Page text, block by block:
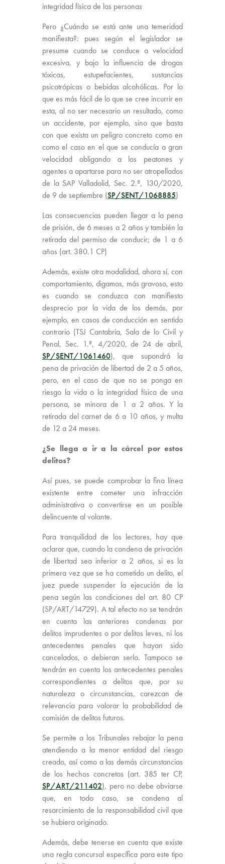
integridad física de las personas
Pero ¿Cuándo se está ante una temeridad
manifiesta?: pues según el legislador se
presume cuando se conduce a velocidad
excesiva, y bajo la influencia de drogas
tóxicas, estupefacientes, sustancias
psicotrópicas o bebidas alcohólicas. Por lo
que es más fácil de lo que se cree incurrir en
esta, al no ser necesario un resultado, como
un accidente, por ejemplo, sino que basta
con que exista un peligro concreto como en
como el caso en el que se conducía a gran
velocidad obligando a los peatones y
agentes a apartarse para no ser atropellados
de la SAP Valladolid, Sec. 2.ª, 130/2020,
de 9 de septiembre (SP/SENT/1068885)
Las consecuencias pueden llegar a la pena
de prisión, de 6 meses a 2 años y también la
retirada del permiso de conducir; de 1 a 6
años (art. 380.1 CP)
Además, existe otra modalidad, ahora sí, con
comportamiento, digamos, más gravoso, esto
es cuando se conduzca con manifiesto
desprecio por la vida de los demás, por
ejemplo, en casos de conducción en sentido
contrario (TSJ Cantabria, Sala de lo Civil y
Penal, Sec. 1.ª, 4/2020, de 24 de abril,
SP/SENT/1061460), que supondrá la
pena de privación de libertad de 2 a 5 años,
pero, en el caso de que no se ponga en
riesgo la vida o la integridad física de una
persona, se minora de 1 a 2 años. Y la
retirada del carnet de 6 a 10 años, y multa
de 12 a 24 meses.
¿Se llega a ir a la cárcel por estos
delitos?
Así pues, se puede comprobar la fina línea
existente entre cometer una infracción
administrativa o convertirse en un posible
delincuente al volante.
Para tranquilidad de los lectores, hay que
aclarar que, cuando la condena de privación
de libertad sea inferior a 2 años, si es la
primera vez que se ha cometido un delito, el
juez puede suspender la ejecución de la
pena según las condiciones del art. 80 CP
(SP/ART/14729). A tal efecto no se tendrán
en cuenta las anteriores condenas por
delitos imprudentes o por delitos leves, ni los
antecedentes penales que hayan sido
cancelados, o debieran serlo. Tampoco se
tendrán en cuenta los antecedentes penales
correspondientes a delitos que, por su
naturaleza o circunstancias, carezcan de
relevancia para valorar la probabilidad de
comisión de delitos futuros.
Se permite a los Tribunales rebajar la pena
atendiendo a la menor entidad del riesgo
creado, así como a las demás circunstancias
de los hechos concretos (art. 385 ter CP,
SP/ART/211402), pero no debe obviarse
que, en todo caso, se condena al
resarcimiento de la responsabilidad civil que
se hubiera originado.
Además, debe tenerse en cuenta que existe
una regla concursal específica para este tipo